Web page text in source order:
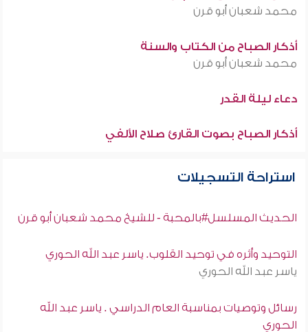
محمد شعبان أبو قرن
أذكار الصباح من الكتاب والسنة
محمد شعبان أبو قرن
دعاء ليلة القدر
أذكار الصباح بصوت القارئ صلاح الألفي
استراحة التسجيلات
الحديث المسلسل#بالمحبة - للشيخ محمد شعبان أبو قرن
التوحيد وأثره في توحيد القلوب. ياسر عبد الله الحوري
ياسر عبد الله الحوري
رسائل وتوصيات بمناسبة العام الدراسي . ياسر عبد الله
الحوري